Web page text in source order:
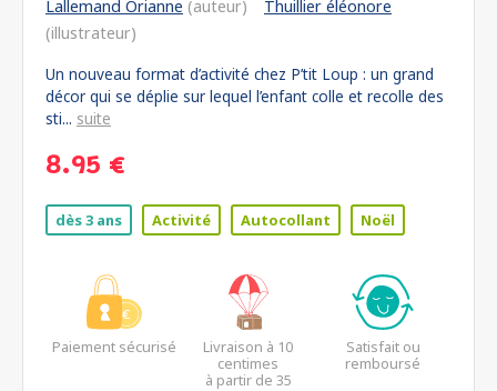
Lallemand Orianne (auteur)
Thuillier éléonore
(illustrateur)
Un nouveau format d’activité chez P’tit Loup : un grand
décor qui se déplie sur lequel l’enfant colle et recolle des
sti... suite
8.95 €
dès 3 ans Activité Autocollant Noël
Paiement sécurisé
Livraison à 10
centimes
à partir de 35
Satisfait ou
remboursé